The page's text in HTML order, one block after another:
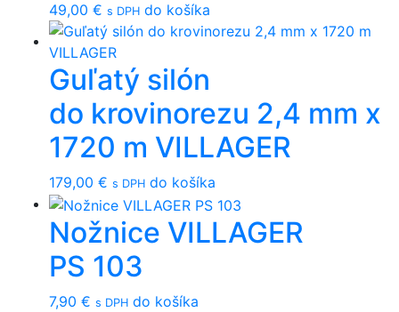
49,00 € s DPH do košíka
Guľatý silón
do krovinorezu 2,4 mm x
1720 m VILLAGER
179,00 € s DPH do košíka
Nožnice VILLAGER
PS 103
7,90 € s DPH do košíka